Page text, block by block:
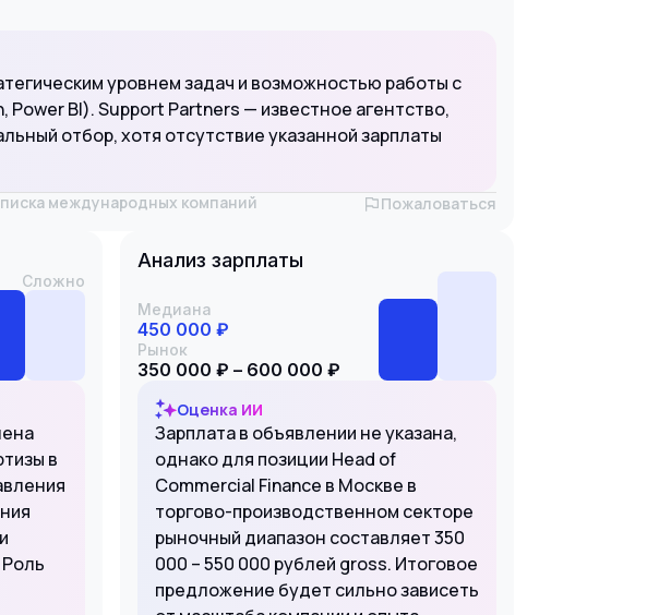
уровнем задач и возможностью работы с
BI). Support Partners — известное агентство,
отбор, хотя отсутствие указанной зарплаты
международных компаний Пожаловаться
Сложно
в
Анализ зарплаты
Медиана
450 000 ₽
Рынок
350 000 ₽ – 600 000 ₽
Оценка ИИ
Зарплата в объявлении не указана,
однако для позиции Head of
Commercial Finance в Москве в
торгово-производственном секторе
рыночный диапазон составляет 350
000 – 550 000 рублей gross. Итоговое
предложение будет сильно зависеть